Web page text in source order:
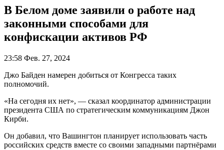
В Белом доме заявили о работе над
законными способами для
конфискации активов РФ
23:58 Фев. 27, 2024
Джо Байден намерен добиться от Конгресса таких
полномочий.
«На сегодня их нет», — сказал координатор администрации
президента США по стратегическим коммуникациям Джон
Кирби.
Он добавил, что Вашингтон планирует использовать часть
российских средств вместе со своими западными партнёрами